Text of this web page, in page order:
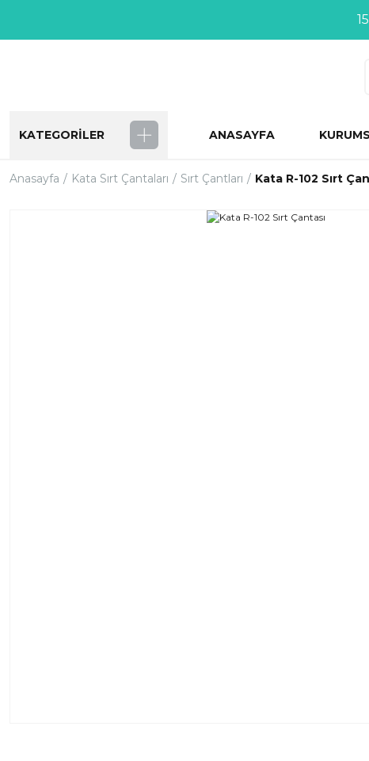
KATEGORİLER ANASAYFA
Anasayfa Kata Sırt Çantaları Sırt Çantları Kata R-102 Sırt